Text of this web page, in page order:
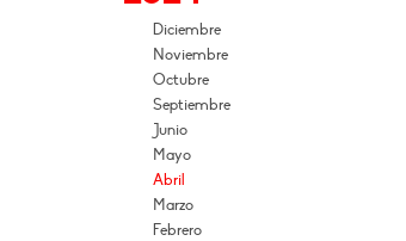
Diciembre
Noviembre
Octubre
Septiembre
Junio
Mayo
Abril
Marzo
Febrero